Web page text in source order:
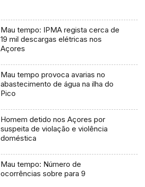
Mau tempo: IPMA regista cerca de
19 mil descargas elétricas nos
Açores
Mau tempo provoca avarias no
abastecimento de água na ilha do
Pico
Homem detido nos Açores por
suspeita de violação e violência
doméstica
Mau tempo: Número de
ocorrências sobre para 9